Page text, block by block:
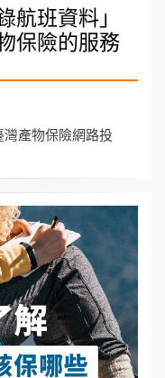
航班資料」
保險的服務
產物保險網路投